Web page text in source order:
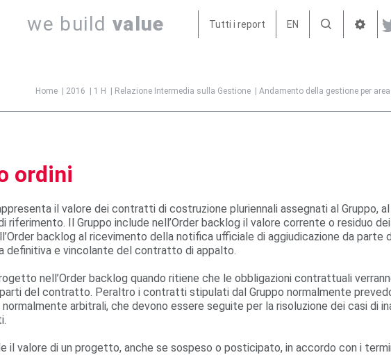
we build value Tutti i report EN
Home 2016 1 H Relazione Intermedia sulla Gestione Andamento della gestione per
ordini
il valore dei contratti di costruzione pluriennali assegnati al Gruppo,
riferimento. Il Gruppo include nell’Order backlog il valore corrente o residuo
backlog al ricevimento della notifica ufficiale di aggiudicazione da
definitiva e vincolante del contratto di appalto.
nell’Order backlog quando ritiene che le obbligazioni contrattuali
del contratto. Peraltro i contratti stipulati dal Gruppo normalmente
arbitrali, che devono essere seguite per la risoluzione dei casi di
il valore di un progetto, anche se sospeso o posticipato, in accordo con i